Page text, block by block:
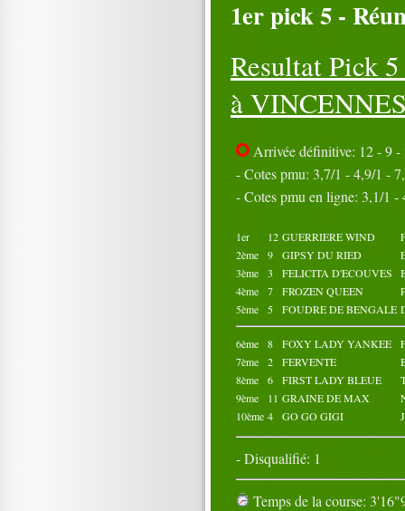
21
22 23 24
25
31
Octobre 2023
01
02 03 04
05
06
07 08 09
10
16
17 18 19
20
26
27 28
30
31
1er pick 5 -
Resultat Pick
à
Arrivée définitive: 12 - 9 -
- Cotes pmu: 3,7/1 - 4,9/1 -
- Cotes pmu en ligne: 3,1/1
1er 12 GUERRIERE WIND
2ème
9 GIPSY DU RIED
3ème
3 FELICITA D'ECOUVES
4ème
7 FROZEN QUEEN
5ème
5 FOUDRE DE BENGALE
6ème 8 FOXY LADY YANKEE
7ème
2 FERVENTE
8ème
6 FIRST LADY BLEUE
9ème
11 GRAINE DE MAX
10ème 4 GO GO GIGI
- Disqualifié: 1
Temps de la course: